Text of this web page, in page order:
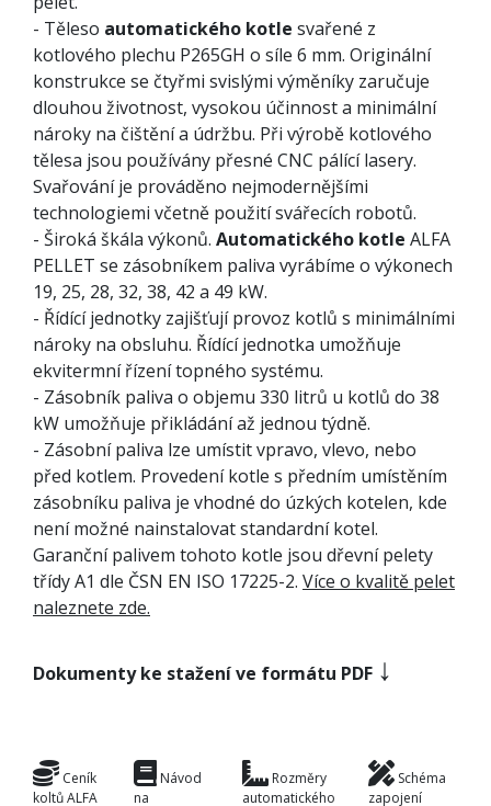
- Těleso automatického kotle svařené z
kotlového plechu P265GH o síle 6 mm. Originální
konstrukce se čtyřmi svislými výměníky zaručuje
dlouhou životnost, vysokou účinnost a minimální
nároky na čištění a údržbu. Při výrobě kotlového
tělesa jsou používány přesné CNC pálící lasery.
Svařování je prováděno nejmodernějšími
technologiemi včetně použití svářecích robotů.
- Široká škála výkonů. Automatického kotle ALFA
PELLET se zásobníkem paliva vyrábíme o výkonech
19, 25, 28, 32, 38, 42 a 49 kW.
- Řídící jednotky zajišťují provoz kotlů s minimálními
nároky na obsluhu. Řídící jednotka umožňuje
ekvitermní řízení topného systému.
- Zásobník paliva o objemu 330 litrů u kotlů do 38
kW umožňuje přikládání až jednou týdně.
- Zásobní paliva lze umístit vpravo, vlevo, nebo
před kotlem. Provedení kotle s předním umístěním
zásobníku paliva je vhodné do úzkých kotelen, kde
není možné nainstalovat standardní kotel.
Garanční palivem tohoto kotle jsou dřevní pelety
třídy A1 dle ČSN EN ISO 17225-2. Více o kvalitě pelet
naleznete zde.
Dokumenty ke stažení ve formátu PDF ↓
Ceník
koltů ALFA
Návod
na
Rozměry
automatického
Schéma
zapojení